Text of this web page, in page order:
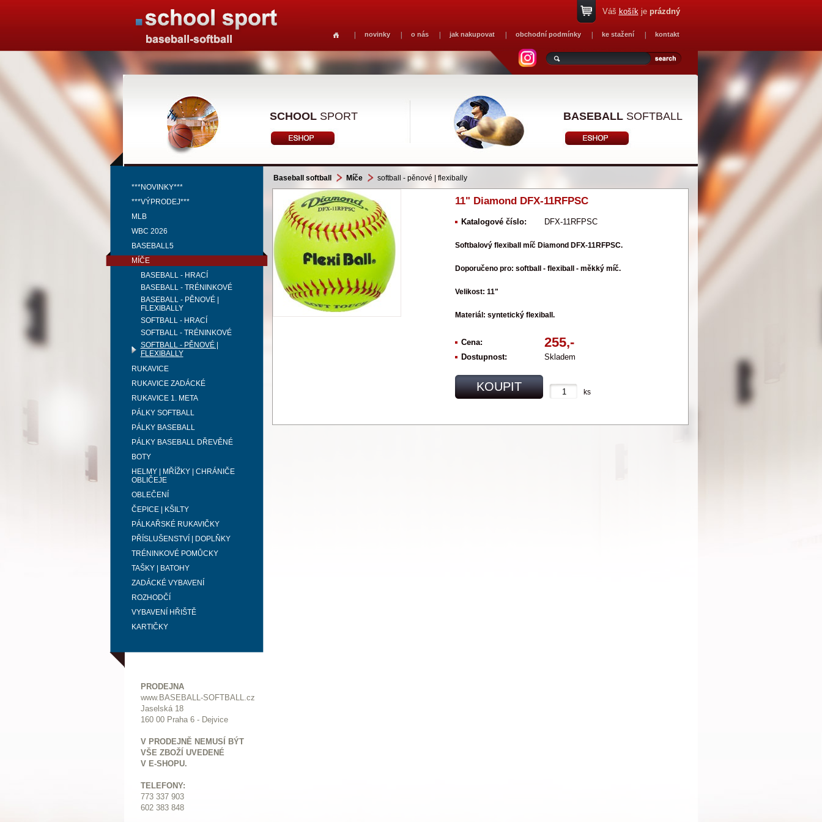
novinky o nás jak nakupovat obchodní podmínky ke stažení kontakt
Váš košíkje prázdný
SCHOOLSPORT BASEBALLSOFTBALL
***NOVINKY***
***VÝPRODEJ***
MLB
WBC 2026
BASEBALL5
MÍČE
BASEBALL - HRACÍ
BASEBALL - TRÉNINKOVÉ
BASEBALL - PĚNOVÉ |
FLEXIBALLY
SOFTBALL - HRACÍ
SOFTBALL - TRÉNINKOVÉ
SOFTBALL - PĚNOVÉ |
FLEXIBALLY
RUKAVICE
RUKAVICE ZADÁCKÉ
RUKAVICE 1. META
PÁLKY SOFTBALL
PÁLKY BASEBALL
PÁLKY BASEBALL DŘEVĚNÉ
BOTY
HELMY | MŘÍŽKY | CHRÁNIČE
OBLIČEJE
OBLEČENÍ
ČEPICE | KŠILTY
PÁLKAŘSKÉ RUKAVIČKY
PŘÍSLUŠENSTVÍ | DOPLŇKY
TRÉNINKOVÉ POMŮCKY
TAŠKY | BATOHY
ZADÁCKÉ VYBAVENÍ
ROZHODČÍ
VYBAVENÍ HŘIŠTĚ
KARTIČKY
PRODEJNA
www.BASEBALL-SOFTBALL.cz
Jaselská 18
160 00 Praha 6 - Dejvice
V PRODEJNĚ NEMUSÍ BÝT
VŠE ZBOŽÍ UVEDENÉ
V E-SHOPU.
TELEFONY:
773 337 903
602 383 848
Baseball softball Míče softball - pěnové | flexibally
11" Diamond DFX-11RFPSC
Katalogové číslo: DFX-11RFPSC
Softbalový flexiball míč Diamond DFX-11RFPSC.
Doporučeno pro: softball - flexiball - měkký míč.
Velikost: 11"
Materiál: syntetický flexiball.
Cena: 255,-
Dostupnost: Skladem
KOUPIT ks